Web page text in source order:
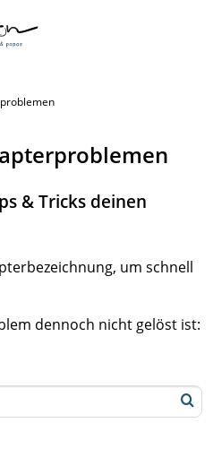
& Tricks deinen
um schnell
dennoch nicht gelöst ist: